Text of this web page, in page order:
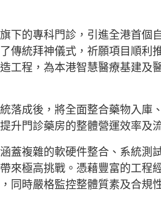
下的專科門診，引進全港首個
傳統拜神儀式，祈願項目順利
工程，為本港智慧醫療基建及
落成後，將全面整合藥物入庫
升門診藥房的整體營運效率及
蓋複雜的軟硬件整合、系統測
來極高挑戰。憑藉豐富的工程
同時嚴格監控整體質素及合規